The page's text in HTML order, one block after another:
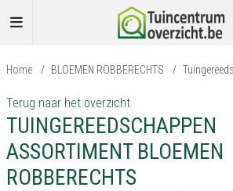
Home / BLOEMEN ROBBERECHTS /
Terug naar het overzicht
TUINGEREEDSCHAPPEN
ASSORTIMENT BLOEMEN
ROBBERECHTS